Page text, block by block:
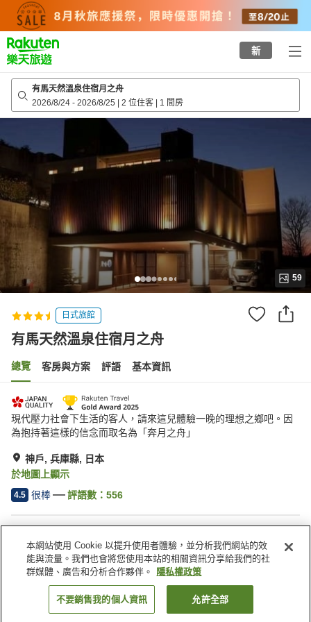
top
page
新
有馬天然溫泉住宿月之舟
2026/8/24 - 2026/8/25 | 2 位住客 | 1 間房
59
日式旅館
有馬天然溫泉住宿月之舟
總覽 客房與方案 評語 基本資訊
現代壓力社會下生活的客人，請來這兒體驗一晚的理想之鄉吧。因
為抱持著這樣的信念而取名為「奔月之舟」
神戶, 兵庫縣, 日本
於地圖上顯示
4.5 很棒 評語數： 556
無線網路
停車場
三溫暖
餐廳
日本 兵庫縣 神戶 有馬天然溫泉住宿月之舟
找客房
本網站使用 Cookie 以提升使用者體驗，並分析我們網站的效
能與流量。我們也會將您使用本站的相關資訊分享給我們的社
群媒體、廣告和分析合作夥伴。
隱私權政策
不要銷售我的個人資訊 允許全部